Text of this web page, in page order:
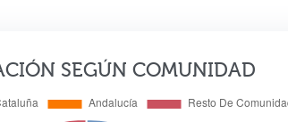
SEGÚN COMUNIDAD